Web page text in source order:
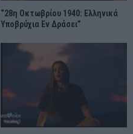
“28η Οκτωβρίου 1940: Ελληνικά
Υποβρύχια Εν Δράσει”